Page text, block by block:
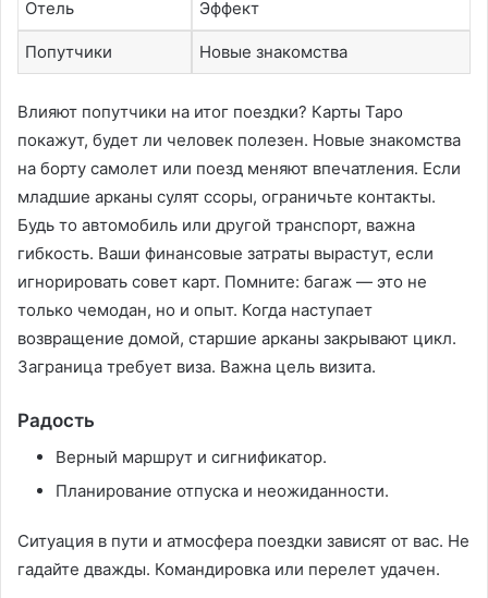
Отель Эффект
Попутчики Новые знакомства
Влияют попутчики на итог поездки? Карты Таро
покажут, будет ли человек полезен. Новые знакомства
на борту самолет или поезд меняют впечатления. Если
младшие арканы сулят ссоры, ограничьте контакты.
Будь то автомобиль или другой транспорт, важна
гибкость. Ваши финансовые затраты вырастут, если
игнорировать совет карт. Помните: багаж — это не
только чемодан, но и опыт. Когда наступает
возвращение домой, старшие арканы закрывают цикл.
Заграница требует виза. Важна цель визита.
Радость
Верный маршрут и сигнификатор.
Планирование отпуска и неожиданности.
Ситуация в пути и атмосфера поездки зависят от вас. Не
гадайте дважды. Командировка или перелет удачен.